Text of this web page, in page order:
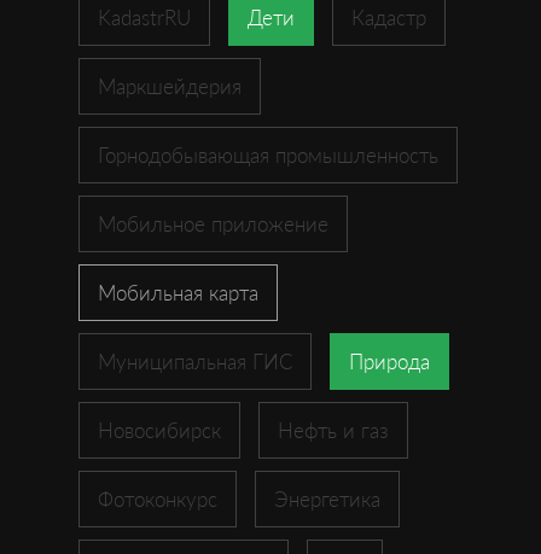
KadastrRU Дети Кадастр
Маркшейдерия
Горнодобывающая промышленность
Мобильное приложение
Мобильная карта
Муниципальная ГИС Природа
Новосибирск Нефть и газ
Фотоконкурс Энергетика